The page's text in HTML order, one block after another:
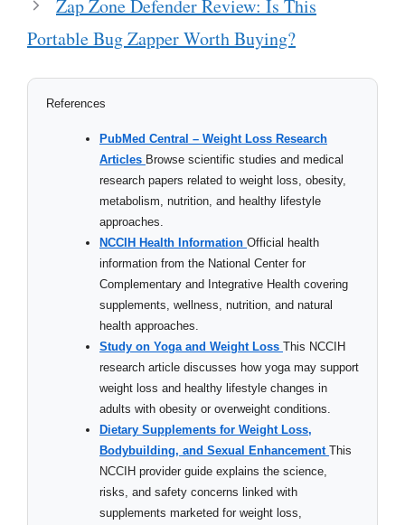
Zap Zone Defender Review: Is This
Portable Bug Zapper Worth Buying?
References
PubMed Central – Weight Loss Research
Articles Browse scientific studies and medical
research papers related to weight loss, obesity,
metabolism, nutrition, and healthy lifestyle
approaches.
NCCIH Health Information Official health
information from the National Center for
Complementary and Integrative Health covering
supplements, wellness, nutrition, and natural
health approaches.
Study on Yoga and Weight Loss This NCCIH
research article discusses how yoga may support
weight loss and healthy lifestyle changes in
adults with obesity or overweight conditions.
Dietary Supplements for Weight Loss,
Bodybuilding, and Sexual Enhancement This
NCCIH provider guide explains the science,
risks, and safety concerns linked with
supplements marketed for weight loss,